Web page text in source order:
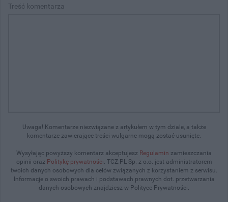
Treść komentarza
Uwaga! Komentarze niezwiązane z artykułem w tym dziale, a także
komentarze zawierające treści wulgarne mogą zostać usunięte.
Wysyłając powyższy komentarz akceptujesz Regulamin zamieszczania
opinii oraz Politykę prywatności. TCZ.PL Sp. z o.o. jest administratorem
twoich danych osobowych dla celów związanych z korzystaniem z serwisu.
Informacje o swoich prawach i podstawach prawnych dot. przetwarzania
danych osobowych znajdziesz w Polityce Prywatności.